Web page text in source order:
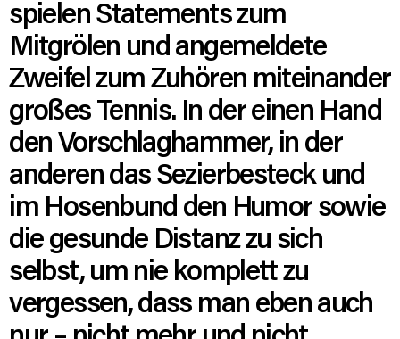
spielen Statements zum
Mitgrölen und angemeldete
Zweifel zum Zuhören miteinander
großes Tennis. In der einen Hand
den Vorschlaghammer, in der
anderen das Sezierbesteck und
im Hosenbund den Humor sowie
die gesunde Distanz zu sich
selbst, um nie komplett zu
vergessen, dass man eben auch